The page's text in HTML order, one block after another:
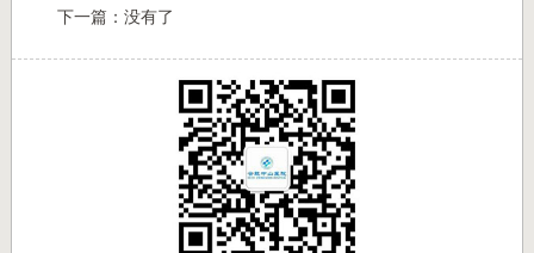
下一篇：没有了